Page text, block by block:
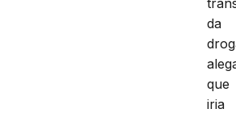
da
que
iria